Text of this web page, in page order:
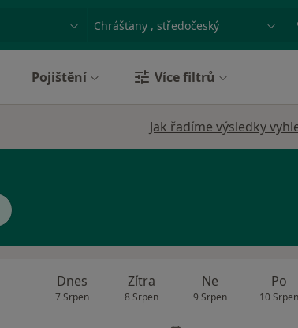
Město nebo region
Pojištění Více filtrů
Jak řadíme výsledky
Dnes
7 Srpen
Zítra
8 Srpen
Ne
9 Srpen
Po
10 Srpen